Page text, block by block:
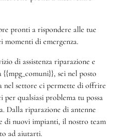
pronti a rispondere alle tue
momenti di emergenza.
di assistenza riparazione e
{{mpg_comuni}}, sei nel posto
nel settore ci permette di offrire
qualsiasi problema tu possa
Dalla riparazione di antenne
di nuovi impianti, il nostro team
ad aiutarti.